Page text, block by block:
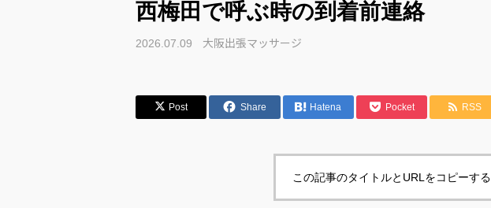
西梅田で呼ぶ時の到着前連絡
2026.07.09 大阪出張マッサージ
Post Share Hatena Pocket RSS
この記事のタイトルとURLをコピーする